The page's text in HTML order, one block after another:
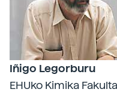
Iñigo Legorburu
EHUko Kimika